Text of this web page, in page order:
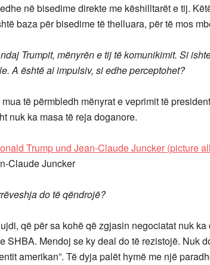
në bisedime direkte me këshilltarët e tij.
baza për bisedime të thelluara, për të mos
Trumpit, mënyrën e tij të komunikimit. Si
A është ai impulsiv, si edhe perceptohet?
të përmbledh mënyrat e veprimit të
nuk ka masa të reja doganore.
Claude Juncker
do të qëndrojë?
që për sa kohë që zgjasin negociatat nuk
SHBA. Mendoj se ky deal do të rezistojë. Nuk
amerikan”. Të dyja palët hymë me një